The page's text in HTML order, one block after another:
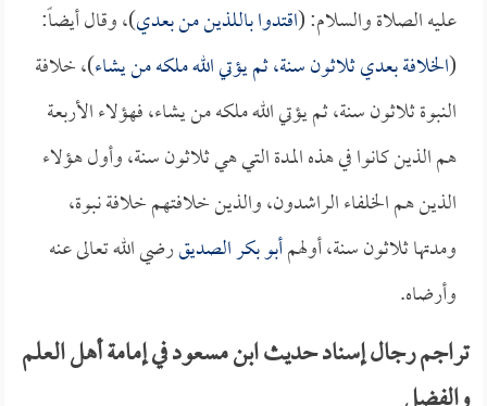
عليه الصلاة والسلام: (اقتدوا باللذين من بعدي)، وقال أيضاً:
(الخلافة بعدي ثلاثون سنة، ثم يؤتي الله ملكه من يشاء)، خلافة
النبوة ثلاثون سنة، ثم يؤتي الله ملكه من يشاء، فهؤلاء الأربعة
هم الذين كانوا في هذه المدة التي هي ثلاثون سنة، وأول هؤلاء
الذين هم الخلفاء الراشدون، والذين خلافتهم خلافة نبوة،
ومدتها ثلاثون سنة، أولهمأبو بكر الصديقرضي الله تعالى عنه
وأرضاه.
تراجم رجال إسناد حديث ابن مسعود في إمامة أهل العلم